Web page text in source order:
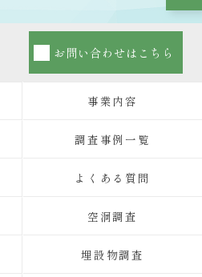
お問い合わせはこちら
事業内容
調査事例一覧
よくある質問
空洞調査
埋設物調査